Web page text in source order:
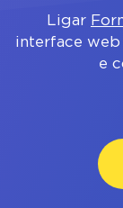
Ligar
interface web
e